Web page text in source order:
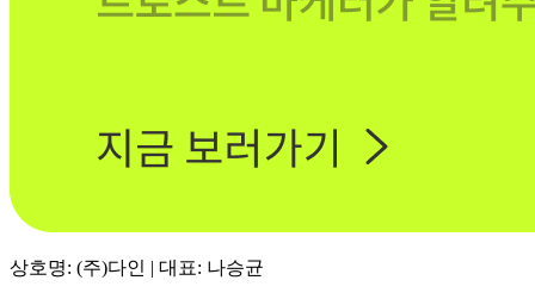
상호명: (주)다인 | 대표: 나승균